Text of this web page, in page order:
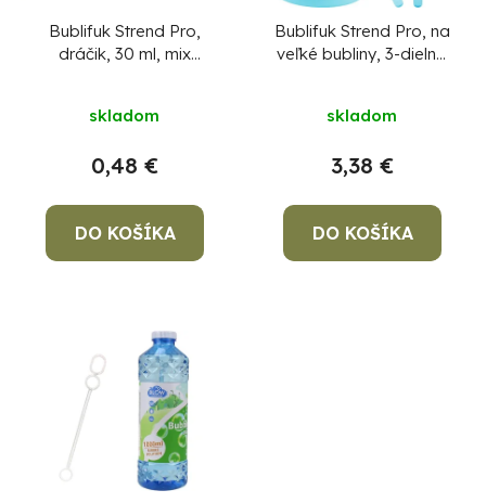
Bublifuk Strend Pro,
dráčik, 30 ml, mix
skladom
0,48 €
DO KOŠÍKA
Bublifuk Strend Pro, na
veľké bubliny, 3-dielna
skladom
3,38 €
DO KOŠÍKA